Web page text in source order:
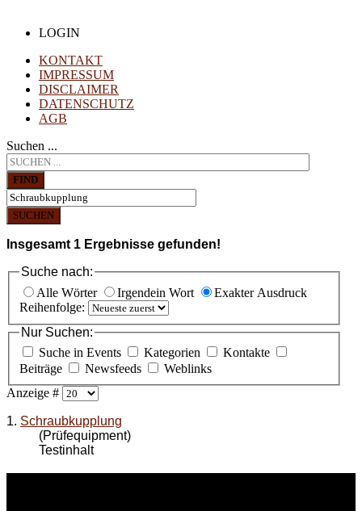
LOGIN
KONTAKT
IMPRESSUM
DISCLAIMER
DATENSCHUTZ
AGB
Suchen ...
FIND
SUCHEN
Insgesamt 1 Ergebnisse gefunden!
Suche nach:
Alle Wörter
Irgendein Wort
Exakter Ausdruck
Reihenfolge:
Nur Suchen:
Suche in Events
Kategorien
Kontakte
Beiträge
Newsfeeds
Weblinks
Anzeige #
1. Schraubkupplung
(Prüfequipment)
Testinhalt